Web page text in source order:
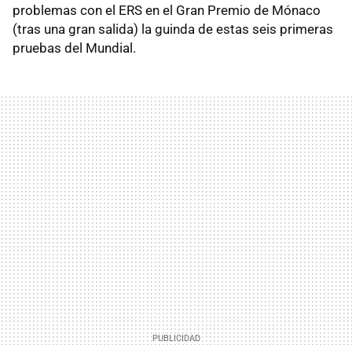
problemas con el ERS en el Gran Premio de Mónaco
(tras una gran salida) la guinda de estas seis primeras
pruebas del Mundial.